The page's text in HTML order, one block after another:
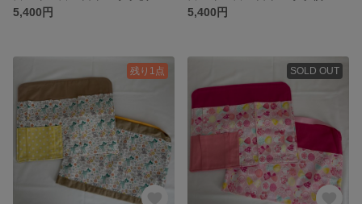
5,400円
5,400円
残り1点 SOLD OUT